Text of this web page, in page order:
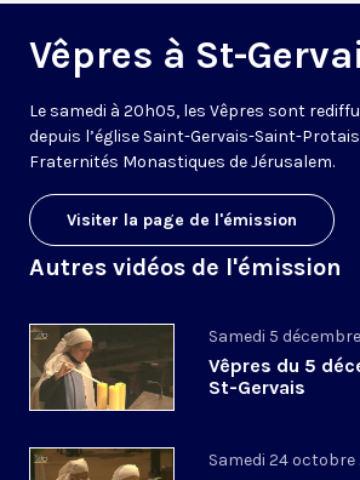
Vêpres à St-
Le samedi à 20h05, les Vêpres sont
depuis l’église Saint-Gervais-Saint-
Fraternités Monastiques de Jérusalem.
Visiter la page de l'émission
Autres vidéos de l'émission
Samedi 5
Vêpres du 5
St-Gervais
Samedi 24 octobre